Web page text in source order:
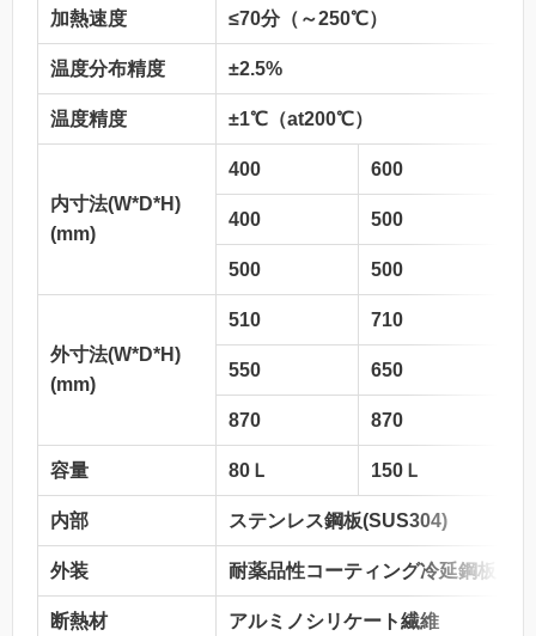
加熱速度 ≤70分（～250℃）
温度分布精度 ±2.5%
温度精度 ±1℃（at200℃）
内寸法(W*D*H)
(mm)
400 600
400 500
500 500
外寸法(W*D*H)
(mm)
510 710
550 650
870 870
容量 80Ｌ 150Ｌ
内部 ステンレス鋼板(SUS304)
外装 耐薬品性コーティング冷延鋼板
断熱材 アルミノシリケート繊維